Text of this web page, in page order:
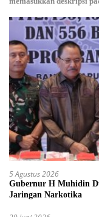
5 Agustus 2026
Gubernur H Muhidin
Jaringan Narkotika